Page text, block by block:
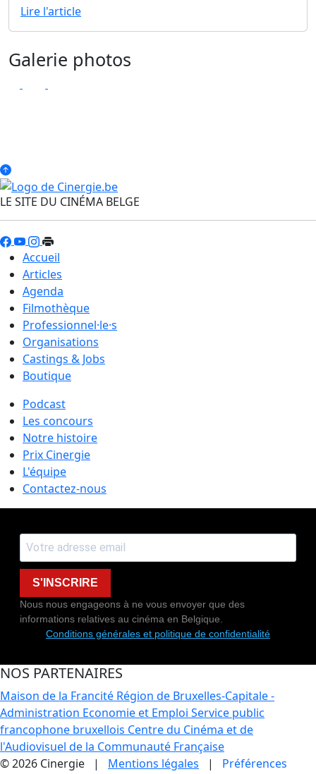
Lire l'article
Galerie photos
LE SITE DU CINÉMA BELGE
Accueil
Articles
Agenda
Filmothèque
Professionnel·le·s
Organisations
Castings & Jobs
Boutique
Podcast
Les concours
Notre histoire
Prix Cinergie
L'équipe
Contactez-nous
S'INSCRIRE
Nous nous engageons à ne vous envoyer que des
informations relatives au cinéma en Belgique.
Conditions générales et politique de confidentialité
NOS PARTENAIRES
Maison de la Francité Région de Bruxelles-Capitale -
Administration Economie et Emploi Service public
francophone bruxellois Centre du Cinéma et de
l'Audiovisuel de la Communauté Française
© 2026 Cinergie | Mentions légales | Préférences